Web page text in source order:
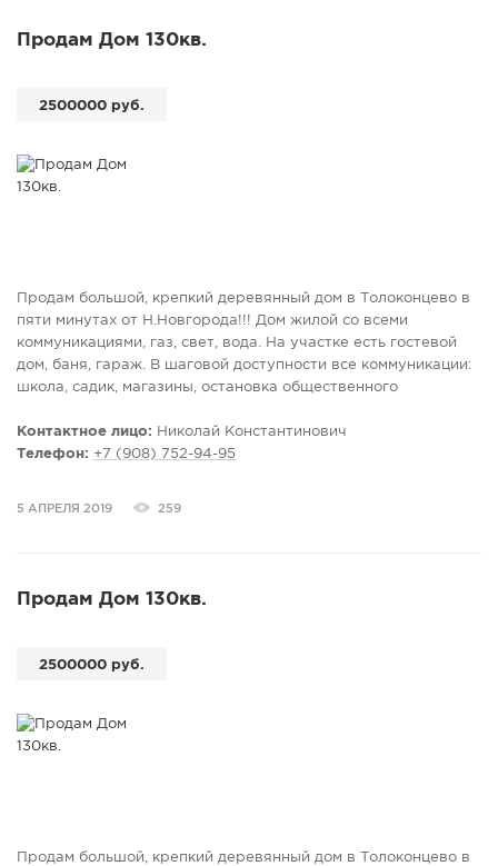
Продам Дом 130кв.
2500000 руб.
Продам большой, крепкий деревянный дом в Толоконцево в
пяти минутах от Н.Новгорода!!! Дом жилой со всеми
коммуникациями, газ, свет, вода. На участке есть гостевой
дом, баня, гараж. В шаговой доступности все коммуникации:
школа, садик, магазины, остановка общественного
живописные места, красивое озеро и цветущие луга!!! При
продаже предоставляем полный пакет документов,
Контактное лицо: Николай Константинович
Телефон: +7 (908) 752-94-95
5 АПРЕЛЯ 2019 259
Продам Дом 130кв.
2500000 руб.
Продам большой, крепкий деревянный дом в Толоконцево в